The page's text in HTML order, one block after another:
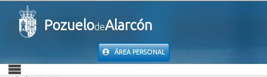
PozuelodeAlarcón
ÁREA PERSONAL